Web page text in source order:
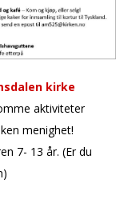
kirke
aktiviteter
menighet!
7- 13 år. (Er du